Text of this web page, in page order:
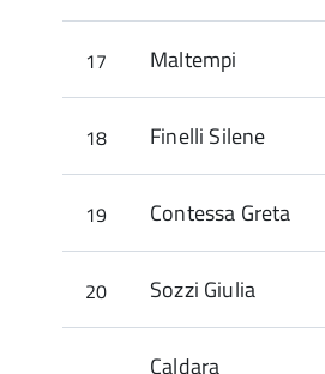
17 Maltempi
18 Finelli Silene
19 Contessa Greta
20 Sozzi Giulia
Caldara